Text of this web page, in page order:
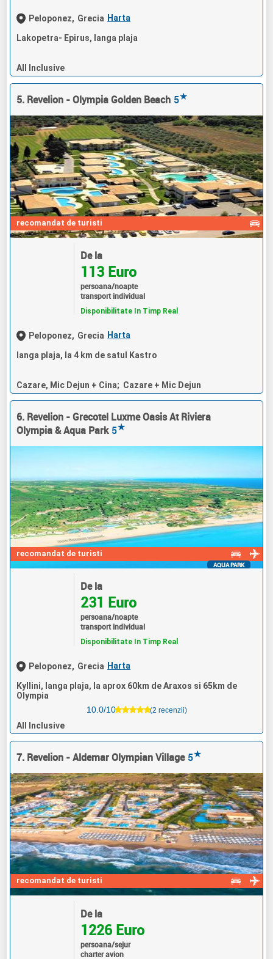
Peloponez, Grecia Harta
Lakopetra- Epirus, langa plaja
All Inclusive
5. Revelion - Olympia Golden Beach 5★
recomandat de turisti
De la
113 Euro
persoana/noapte
transport individual
Disponibilitate In Timp Real
Peloponez, Grecia Harta
langa plaja, la 4 km de satul Kastro
Cazare, Mic Dejun + Cina; Cazare + Mic Dejun
6. Revelion - Grecotel Luxme Oasis At Riviera
Olympia & Aqua Park 5★
recomandat de turisti
AQUA PARK
De la
231 Euro
persoana/noapte
transport individual
Disponibilitate In Timp Real
Peloponez, Grecia Harta
Kyllini, langa plaja, la aprox 60km de Araxos si 65km de
Olympia
10.0/10
(2 recenzii)
All Inclusive
7. Revelion - Aldemar Olympian Village 5★
recomandat de turisti
De la
1226 Euro
persoana/sejur
charter avion